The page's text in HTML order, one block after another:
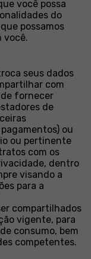
você possa
do
possamos
você.
seus dados
com
fornecer
de
ou
ou pertinente
com os
dentro
visando a
para a
compartilhados
vigente, para
consumo, bem
competentes.